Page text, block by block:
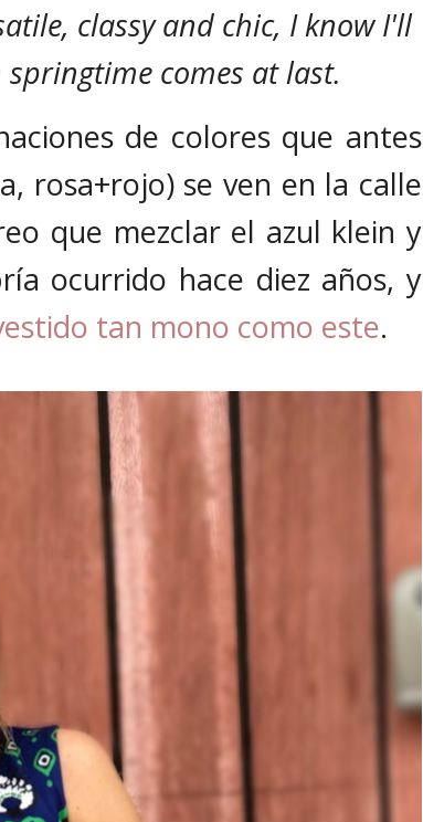
classy and chic, I know I'll
comes at last.
de colores que antes
rosa+rojo) se ven en la calle
que mezclar el azul klein y
ocurrido hace diez años, y
tan mono como este.